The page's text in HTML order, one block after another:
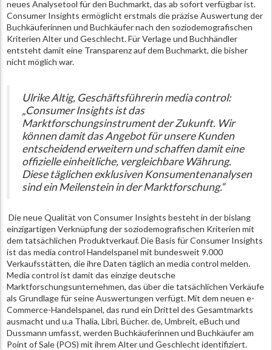
neues Analysetool für den Buchmarkt, das ab sofort verfügbar ist.
Consumer Insights ermöglicht erstmals die präzise Auswertung der
Buchkäuferinnen und Buchkäufer nach den soziodemografischen
Kriterien Alter und Geschlecht. Für Verlage und Buchhändler
entsteht damit eine Transparenz auf dem Buchmarkt, die bisher
nicht möglich war.
Ulrike Altig, Geschäftsführerin media control:
„Consumer Insights ist das
Marktforschungsinstrument der Zukunft. Wir
können damit das Angebot für unsere Kunden
entscheidend erweitern und schaffen damit eine
offizielle einheitliche, vergleichbare Währung.
Diese täglichen exklusiven Konsumentenanalysen
sind ein Meilenstein in der Marktforschung.“
Die neue Qualität von Consumer Insights besteht in der bislang
einzigartigen Verknüpfung der soziodemografischen Kriterien mit
dem tatsächlichen Produktverkauf. Die Basis für Consumer Insights
ist das media control Handelspanel mit bundesweit 9.000
Verkaufsstätten, die ihre Daten täglich an media control melden.
Media control ist damit das einzige deutsche
Marktforschungsunternehmen, das über die tatsächlichen Verkäufe
als Grundlage für seine Auswertungen verfügt. Mit dem neuen e-
Commerce-Handelspanel, das rund ein Drittel des Gesamtmarkts
ausmacht und u.a Thalia, Libri, Bücher. de, Umbreit, eBuch und
Dussmann umfasst, werden Buchkäuferinnen und Buchkäufer am
Point of Sale (POS) mit ihrem Alter und Geschlecht identifiziert.